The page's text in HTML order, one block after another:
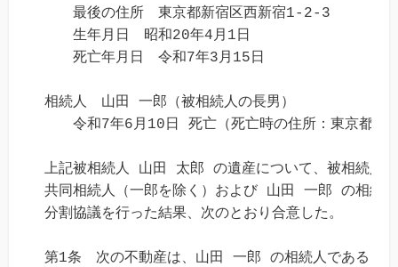
最後の住所　東京都新宿区西新宿1-2-3
生年月日　昭和20年4月1日
死亡年月日　令和7年3月15日
相続人　山田 一郎（被相続人の長男）
令和7年6月10日 死亡（死亡時の住所：東京都中
上記被相続人 山田 太郎 の遺産について、被相続人
共同相続人（一郎を除く）および 山田 一郎 の相続
分割協議を行った結果、次のとおり合意した。
第1条　次の不動産は、山田 一郎 の相続人である